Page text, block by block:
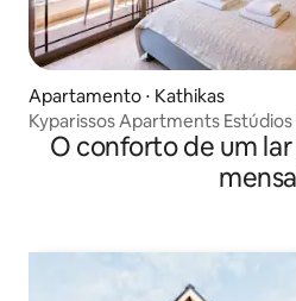
Apartamento ⋅ Kathikas
Kyparissos Apartments
colina
O conforto de um